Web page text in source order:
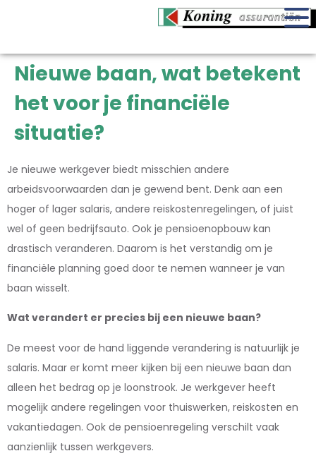
Nieuwe baan, wat betekent
het voor je financiële
situatie?
Je nieuwe werkgever biedt misschien andere
arbeidsvoorwaarden dan je gewend bent. Denk aan een
hoger of lager salaris, andere reiskostenregelingen, of juist
wel of geen bedrijfsauto. Ook je pensioenopbouw kan
drastisch veranderen. Daarom is het verstandig om je
financiële planning goed door te nemen wanneer je van
baan wisselt.
Wat verandert er precies bij een nieuwe baan?
De meest voor de hand liggende verandering is natuurlijk je
salaris. Maar er komt meer kijken bij een nieuwe baan dan
alleen het bedrag op je loonstrook. Je werkgever heeft
mogelijk andere regelingen voor thuiswerken, reiskosten en
vakantiedagen. Ook de pensioenregeling verschilt vaak
aanzienlijk tussen werkgevers.